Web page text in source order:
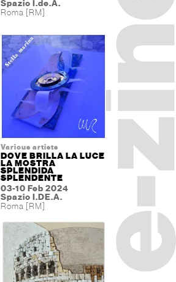
Spazio I.de.A.
Roma [RM]
Various artists
DOVE BRILLA LA LUCE
LA MOSTRA
SPLENDIDA
SPLENDENTE
03-10 Feb 2024
Spazio I.DE.A.
Roma [RM]